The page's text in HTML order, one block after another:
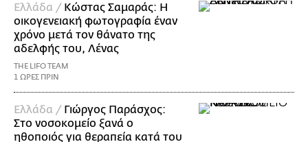
Ελλάδα / Κώστας Σαμαράς: Η
οικογενειακή φωτογραφία έναν
χρόνο μετά τον θάνατο της
αδελφής του, Λένας
THE LIFO TEAM
1 ΩΡΕΣ ΠΡΙΝ
Ελλάδα / Γιώργος Παράσχος:
Στο νοσοκομείο ξανά ο
ηθοποιός για θεραπεία κατά του